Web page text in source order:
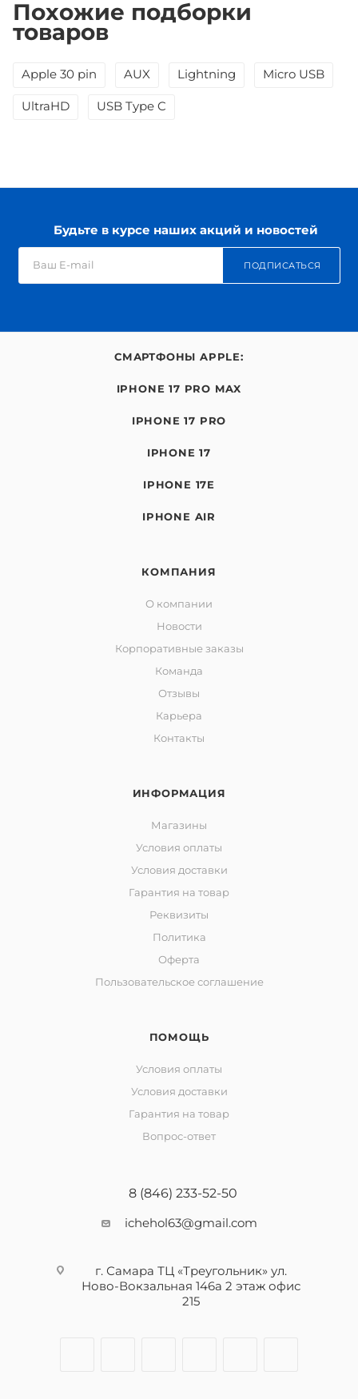
Похожие подборки
товаров
Apple 30 pin AUX Lightning Micro USB
UltraHD USB Type C
Будьте в курсе наших акций и новостей
ПОДПИСАТЬСЯ
СМАРТФОНЫ APPLE:
IPHONE 17 PRO MAX
IPHONE 17 PRO
IPHONE 17
IPHONE 17E
IPHONE AIR
КОМПАНИЯ
О компании
Новости
Корпоративные заказы
Команда
Отзывы
Карьера
Контакты
ИНФОРМАЦИЯ
Магазины
Условия оплаты
Условия доставки
Гарантия на товар
Реквизиты
Политика
Оферта
Пользовательское соглашение
ПОМОЩЬ
Условия оплаты
Условия доставки
Гарантия на товар
Вопрос-ответ
8 (846) 233-52-50
ichehol63@gmail.com
г. Самара ТЦ «Треугольник» ул.
Ново-Вокзальная 146а 2 этаж офис
215